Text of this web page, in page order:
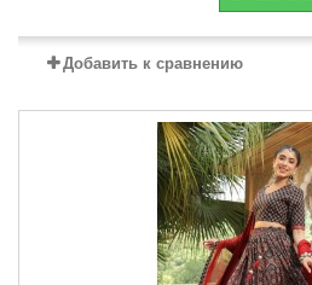
Добавить к сравнению